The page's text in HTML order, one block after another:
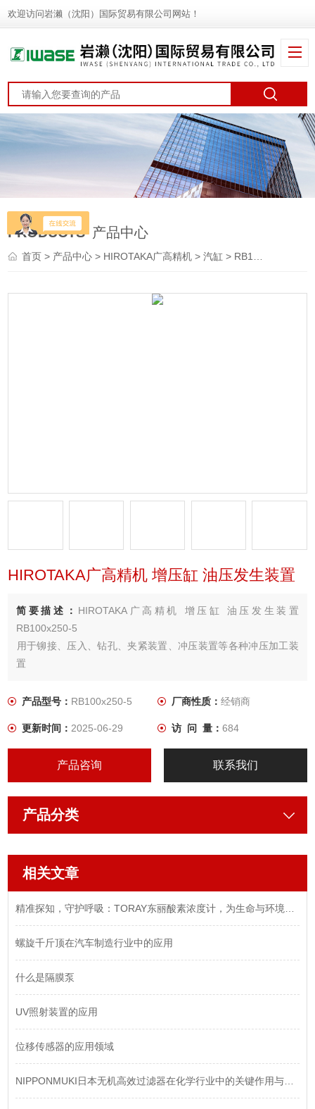
欢迎访问岩濑（沈阳）国际贸易有限公司网站！
PRODUCTS 产品中心
首页> 产品中心 > HIROTAKA广高精机 >汽缸 > RB100x250-5HIROTAKA广高精机 增压缸 油压发生装置
HIROTAKA广高精机 增压缸 油压发生装置
简要描述： HIROTAKA广高精机 增压缸 油压发生装置
RB100x250-5
​用于铆接、压入、钻孔、夹紧装置、冲压装置等各种冲压加工装
置
产品型号： RB100x250-5 厂商性质： 经销商
更新时间：2025-06-29 访 问 量： 684
产品咨询 联系我们
产品分类
相关文章
精准探知，守护呼吸：TORAY东丽酸素浓度计，为生命与环境注入安心
螺旋千斤顶在汽车制造行业中的应用
什么是隔膜泵
UV照射装置的应用
位移传感器的应用领域
NIPPONMUKI日本无机高效过滤器在化学行业中的关键作用与选型指南